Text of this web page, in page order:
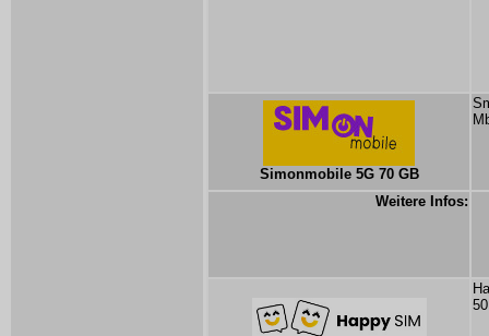
Simonmobile 5G 70 GB
Weitere Infos: